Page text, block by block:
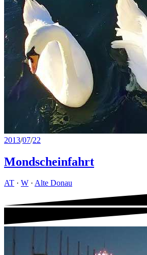
2013/07/22
Mondscheinfahrt
AT · W · Alte Donau